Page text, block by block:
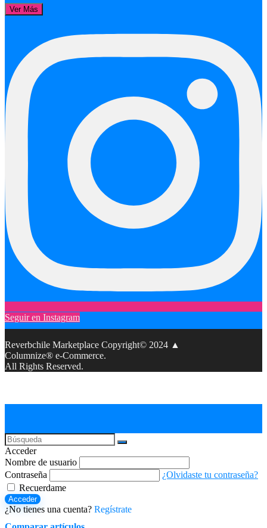
Ver Más
Seguir en Instagram
Reverbchile Marketplace Copyright© 2024 ▲
Columnize® e-Commerce.
All Rights Reserved.
Acceder
Nombre de usuario
Contraseña
¿Olvidaste tu contraseña?
Recuerdame
Acceder
¿No tienes una cuenta? Regístrate